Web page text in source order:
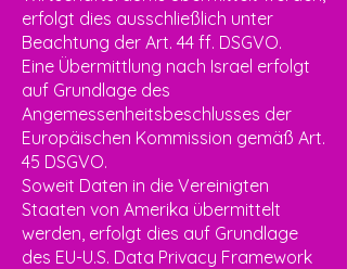
erfolgt dies ausschließlich unter
Beachtung der Art. 44 ff. DSGVO.
Eine Übermittlung nach Israel erfolgt
auf Grundlage des
Angemessenheitsbeschlusses der
Europäischen Kommission gemäß Art.
45 DSGVO.
Soweit Daten in die Vereinigten
Staaten von Amerika übermittelt
werden, erfolgt dies auf Grundlage
des EU-U.S. Data Privacy Framework